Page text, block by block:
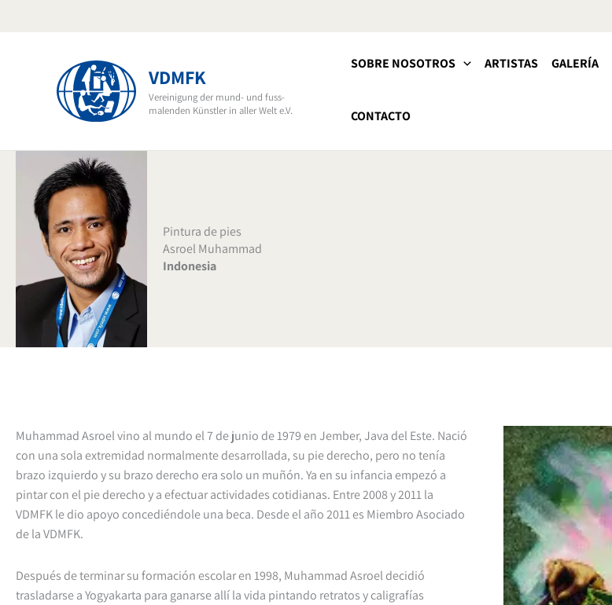
VDMFK
Vereinigung der mund- und fuss-
malenden Künstler in aller Welt e.V.
SOBRE NOSOTROS ARTISTAS GALERÍA
CONTACTO
Pintura de pies
Asroel Muhammad
Indonesia
Muhammad Asroel vino al mundo el 7 de junio de 1979 en Jember, Java del Este. Nació
con una sola extremidad normalmente desarrollada, su pie derecho, pero no tenía
brazo izquierdo y su brazo derecho era solo un muñón. Ya en su infancia empezó a
pintar con el pie derecho y a efectuar actividades cotidianas. Entre 2008 y 2011 la
VDMFK le dio apoyo concediéndole una beca. Desde el año 2011 es Miembro Asociado
de la VDMFK.
Después de terminar su formación escolar en 1998, Muhammad Asroel decidió
trasladarse a Yogyakarta para ganarse allí la vida pintando retratos y caligrafías